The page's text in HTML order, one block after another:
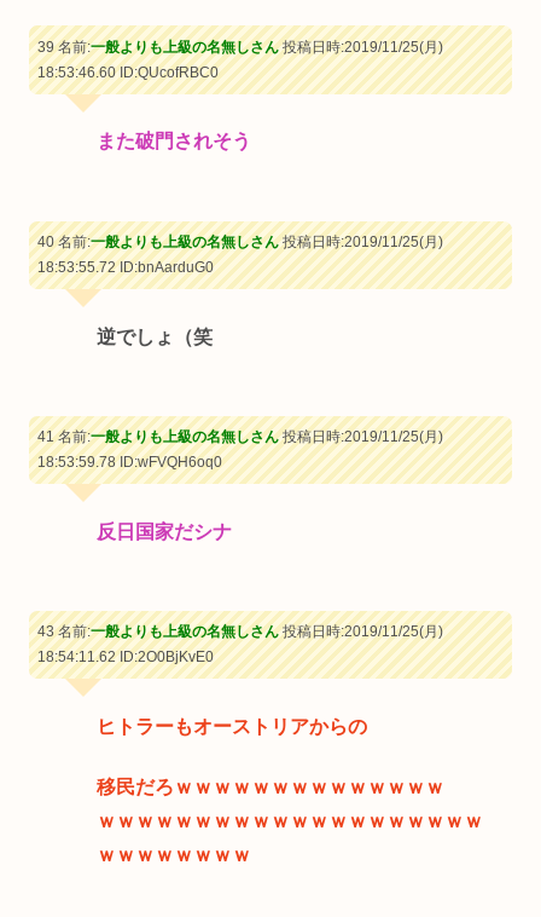
39 名前:一般よりも上級の名無しさん投稿日時:2019/11/25(月)
18:53:46.60ID:QUcofRBC0
また破門されそう
40 名前:一般よりも上級の名無しさん投稿日時:2019/11/25(月)
18:53:55.72ID:bnAarduG0
逆でしょ（笑
41 名前:一般よりも上級の名無しさん投稿日時:2019/11/25(月)
18:53:59.78ID:wFVQH6oq0
反日国家だシナ
43 名前:一般よりも上級の名無しさん投稿日時:2019/11/25(月)
18:54:11.62ID:2O0BjKvE0
ヒトラーもオーストリアからの
移民だろｗｗｗｗｗｗｗｗｗｗｗｗｗｗ
ｗｗｗｗｗｗｗｗｗｗｗｗｗｗｗｗｗｗｗｗ
ｗｗｗｗｗｗｗｗ